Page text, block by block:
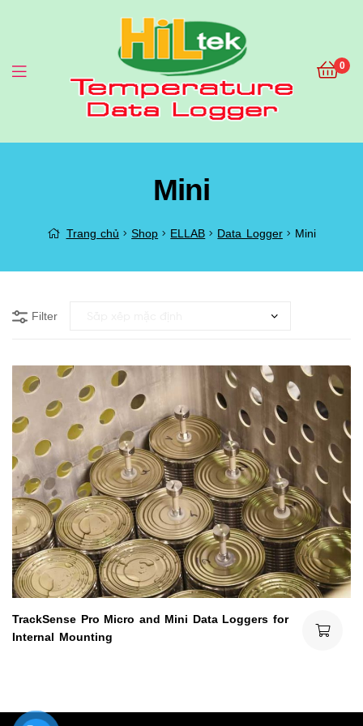
0
Menu
Mini
Trang chủ Shop ELLAB Data Logger Mini
Filter
TrackSense Pro Micro and Mini Data Loggers for
Internal Mounting